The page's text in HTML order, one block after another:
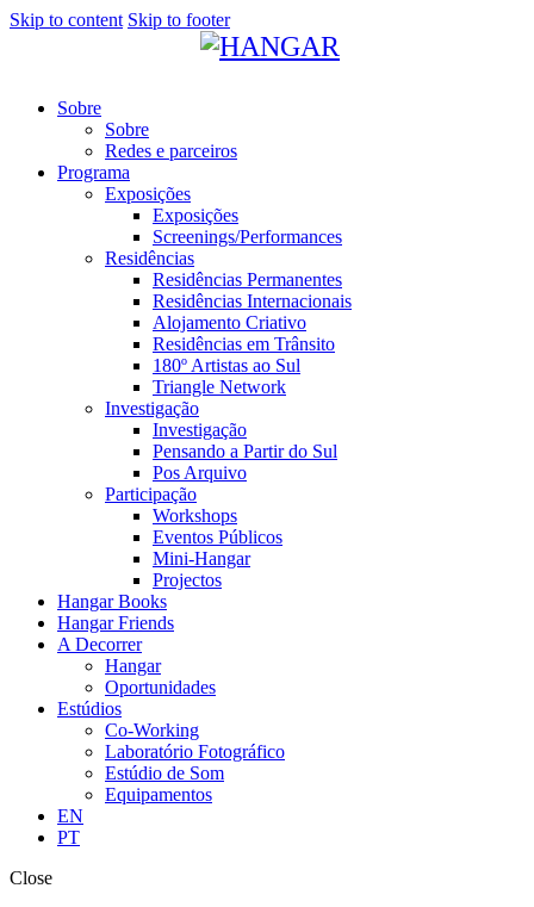
Skip to content Skip to footer
Sobre
Sobre
Redes e parceiros
Programa
Exposições
Exposições
Screenings/Performances
Residências
Residências Permanentes
Residências Internacionais
Alojamento Criativo
Residências em Trânsito
180º Artistas ao Sul
Triangle Network
Investigação
Investigação
Pensando a Partir do Sul
Pos Arquivo
Participação
Workshops
Eventos Públicos
Mini-Hangar
Projectos
Hangar Books
Hangar Friends
A Decorrer
Hangar
Oportunidades
Estúdios
Co-Working
Laboratório Fotográfico
Estúdio de Som
Equipamentos
EN
PT
Close